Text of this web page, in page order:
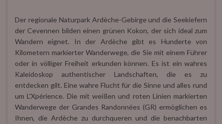
Der regionale Naturpark Ardèche-Gebirge und die Seekiefern
der Cevennen bilden einen grünen Kokon, der sich ideal zum
Wandern eignet. In der Ardèche gibt es Hunderte von
Kilometern markierter Wanderwege, die Sie mit einem Führer
oder in völliger Freiheit erkunden können. Es ist ein wahres
Kaleidoskop authentischer Landschaften, die es zu
entdecken gilt. Eine wahre Flucht für die Sinne und alles rund
um L'Xpérience. Die mit weißen und roten Linien markierten
Wanderwege der Grandes Randonnées (GR) ermöglichen es
Ihnen, die Ardèche zu durchqueren und die benachbarten